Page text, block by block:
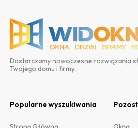
Dostarczamy nowoczesne rozwiązania
Twojego domu i firmy.
Popularne wyszukiwania